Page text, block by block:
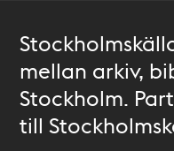
mellan arkiv,
Stockholm.
till